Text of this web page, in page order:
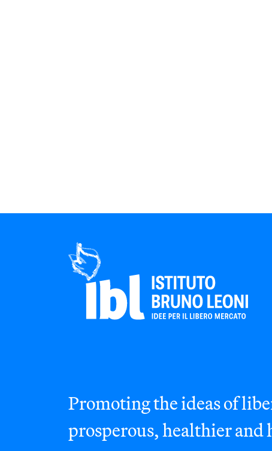
Promoting the ideas of
prosperous, healthier and